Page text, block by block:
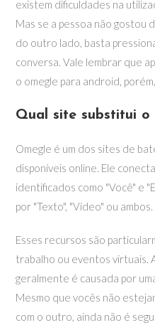
existem dificuldades na
Mas se a pessoa não gostou
do outro lado, basta
conversa. Vale lembrar que
o omegle para android,
Qual site substitui o
Omegle é um dos sites de
disponíveis online. Ele
identificados como "Você" e
por "Texto", "Vídeo" ou ambos.
Esses recursos são
trabalho ou eventos virtuais.
geralmente é causada por
Mesmo que vocês não
com o outro, ainda não é